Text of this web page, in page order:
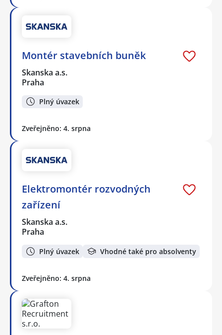
Montér stavebních buněk
Skanska a.s.
Praha
Plný úvazek
Zveřejněno: 4. srpna
Elektromontér rozvodných
zařízení
Skanska a.s.
Praha
Plný úvazek Vhodné také pro absolventy
Zveřejněno: 4. srpna